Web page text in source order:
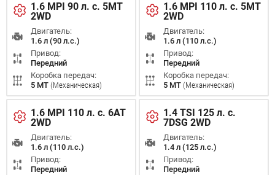
1.6 MPI 90 л. с. 5MT
2WD
Двигатель:
1.6 л (90 л.с.)
Привод:
Передний
Коробка передач:
5 MT(Механическая)
1.6 MPI 110 л. с. 5MT
2WD
Двигатель:
1.6 л (110 л.с.)
Привод:
Передний
Коробка передач:
5 MT(Механическая)
1.6 MPI 110 л. с. 6AT
2WD
Двигатель:
1.6 л (110 л.с.)
Привод:
Передний
1.4 ТSI 125 л. с.
7DSG 2WD
Двигатель:
1.4 л (125 л.с.)
Привод:
Передний